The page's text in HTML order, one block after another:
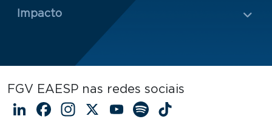
Impacto
FGV EAESP nas redes sociais
LinkedIn
Facebook
Instagram
X YouTube
Spotify